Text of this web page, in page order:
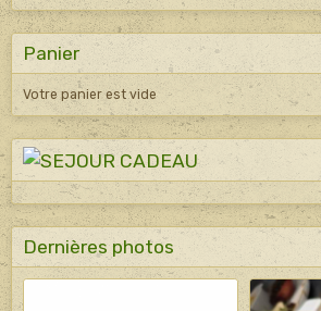
Panier
Votre panier est vide
Dernières photos